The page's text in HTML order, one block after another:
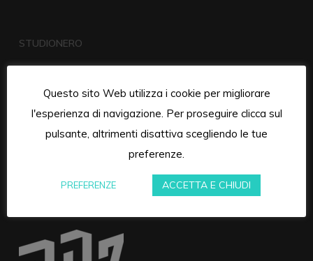
STUDIONERO
Questo sito Web utilizza i cookie per migliorare
l'esperienza di navigazione. Per proseguire clicca sul
pulsante, altrimenti disattiva scegliendo le tue
preferenze.
PREFERENZE ACCETTA E CHIUDI